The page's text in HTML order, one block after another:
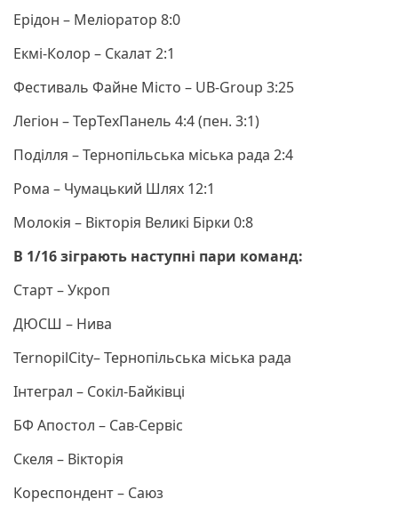
Ерідон – Меліоратор 8:0
Екмі-Колор – Скалат 2:1
Фестиваль Файне Місто – UB-Group 3:25
Легіон – ТерТехПанель 4:4 (пен. 3:1)
Поділля – Тернопільська міська рада 2:4
Рома – Чумацький Шлях 12:1
Молокія – Вікторія Великі Бірки 0:8
В 1/16 зіграють наступні пари команд:
Старт – Укроп
ДЮСШ – Нива
TernopilCity– Тернопільська міська рада
Інтеграл – Сокіл-Байківці
БФ Апостол – Сав-Сервіс
Скеля – Вікторія
Кореспондент – Саюз